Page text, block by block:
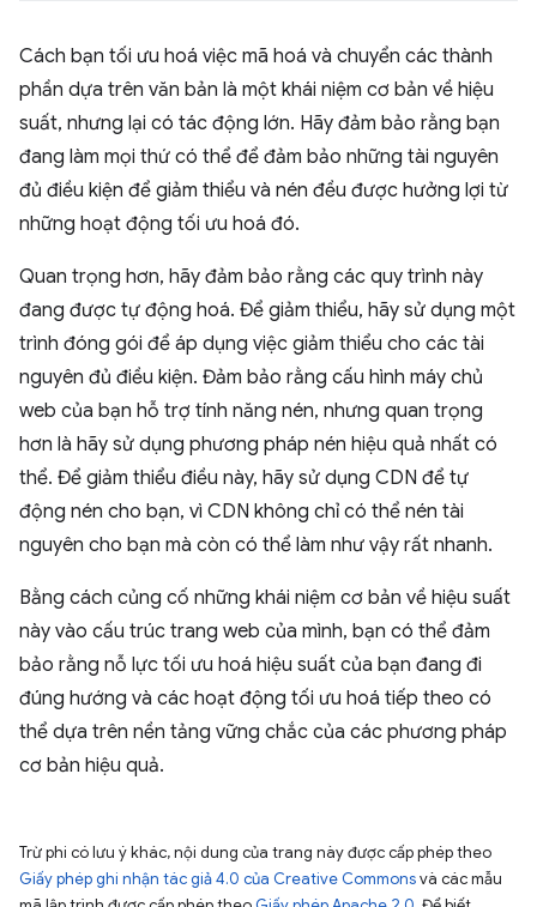
Cách bạn tối ưu hoá việc mã hoá và chuyển các thành
phần dựa trên văn bản là một khái niệm cơ bản về hiệu
suất, nhưng lại có tác động lớn. Hãy đảm bảo rằng bạn
đang làm mọi thứ có thể để đảm bảo những tài nguyên
đủ điều kiện để giảm thiểu và nén đều được hưởng lợi từ
những hoạt động tối ưu hoá đó.
Quan trọng hơn, hãy đảm bảo rằng các quy trình này
đang được tự động hoá. Để giảm thiểu, hãy sử dụng một
trình đóng gói để áp dụng việc giảm thiểu cho các tài
nguyên đủ điều kiện. Đảm bảo rằng cấu hình máy chủ
web của bạn hỗ trợ tính năng nén, nhưng quan trọng
hơn là hãy sử dụng phương pháp nén hiệu quả nhất có
thể. Để giảm thiểu điều này, hãy sử dụng CDN để tự
động nén cho bạn, vì CDN không chỉ có thể nén tài
nguyên cho bạn mà còn có thể làm như vậy rất nhanh.
Bằng cách củng cố những khái niệm cơ bản về hiệu suất
này vào cấu trúc trang web của mình, bạn có thể đảm
bảo rằng nỗ lực tối ưu hoá hiệu suất của bạn đang đi
đúng hướng và các hoạt động tối ưu hoá tiếp theo có
thể dựa trên nền tảng vững chắc của các phương pháp
cơ bản hiệu quả.
Trừ phi có lưu ý khác, nội dung của trang này được cấp phép theo
Giấy phép ghi nhận tác giả 4.0 của Creative Commonsvà các mẫu